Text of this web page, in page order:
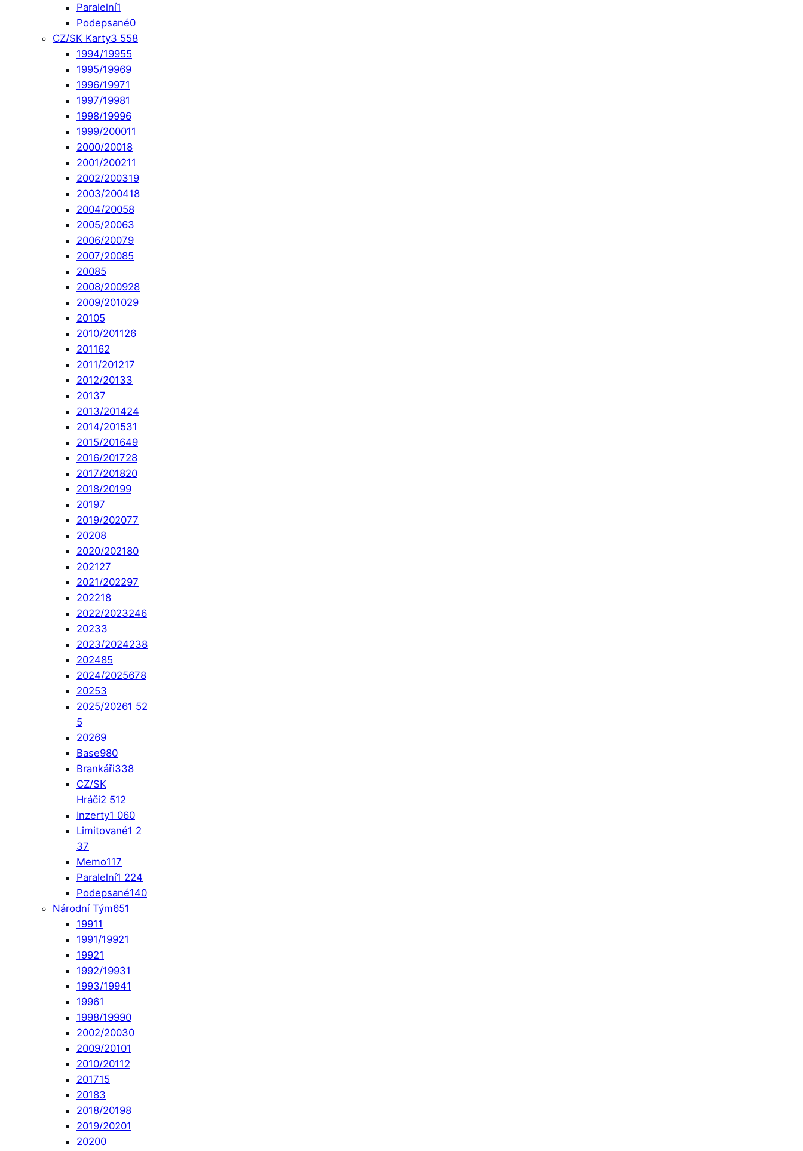
Paralelní1
Podepsané0
CZ/SK Karty3 558
1994/19955
1995/19969
1996/19971
1997/19981
1998/19996
1999/200011
2000/20018
2001/200211
2002/200319
2003/200418
2004/20058
2005/20063
2006/20079
2007/20085
20085
2008/200928
2009/201029
20105
2010/201126
201162
2011/201217
2012/20133
20137
2013/201424
2014/201531
2015/201649
2016/201728
2017/201820
2018/20199
20197
2019/202077
20208
2020/202180
202127
2021/202297
202218
2022/2023246
20233
2023/2024238
202485
2024/2025678
20253
2025/20261 52
5
20269
Base980
Brankáři338
CZ/SK
Hráči2 512
Inzerty1 060
Limitované1 2
37
Memo117
Paralelní1 224
Podepsané140
Národní Tým651
19911
1991/19921
19921
1992/19931
1993/19941
19961
1998/19990
2002/20030
2009/20101
2010/20112
201715
20183
2018/20198
2019/20201
20200